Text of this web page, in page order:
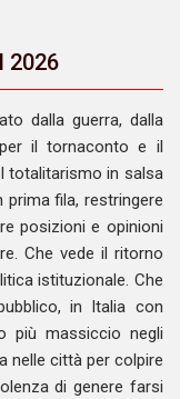
2026
dalla guerra, dalla
il tornaconto e il
totalitarismo in salsa
prima fila, restringere
posizioni e opinioni
Che vede il ritorno
istituzionale. Che
in Italia con
più massiccio negli
nelle città per colpire
di genere farsi